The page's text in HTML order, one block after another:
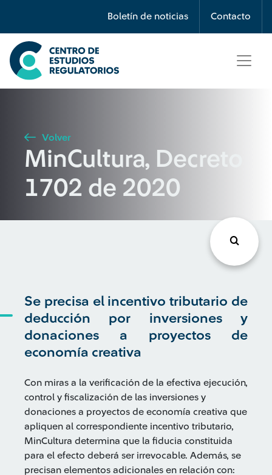
Boletín de noticias Contacto
Búsqueda
Seleccione país
Buscar
Volver
MinCultura, Decreto
1702 de 2020
Se precisa el incentivo tributario de
deducción por inversiones y
donaciones a proyectos de
economía creativa
Con miras a la verificación de la efectiva ejecución,
control y fiscalización de las inversiones y
donaciones a proyectos de economía creativa que
apliquen al correspondiente incentivo tributario,
MinCultura determina que la fiducia constituida
para el efecto deberá ser irrevocable. Además, se
precisan elementos adicionales en relación con: